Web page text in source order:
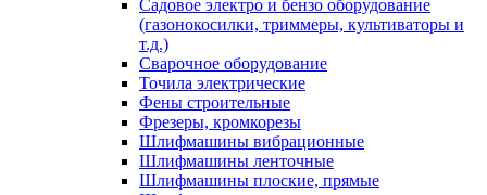
Садовое электро и бензо оборудование
(газонокосилки, триммеры, культиваторы и
т.д.)
Сварочное оборудование
Точила электрические
Фены строительные
Фрезеры, кромкорезы
Шлифмашины вибрационные
Шлифмашины ленточные
Шлифмашины плоские, прямые